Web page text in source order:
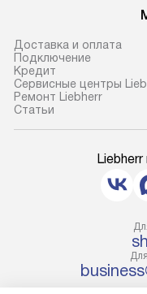
Доставка и оплата
Подключение
Кредит
Сервисные центры
Ремонт Liebherr
Cтатьи